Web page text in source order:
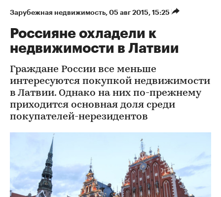
Зарубежная недвижимость⁠, 05 авг 2015, 15:25
Россияне охладели к
недвижимости в Латвии
Граждане России все меньше
интересуются покупкой недвижимости
в Латвии. Однако на них по-прежнему
приходится основная доля среди
покупателей-нерезидентов